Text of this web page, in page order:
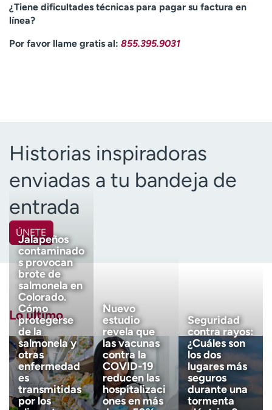
¿Tiene dificultades técnicas para pagar su factura en
línea?
Por favor llame gratis al: 855.395.9031
Historias inspiradoras
enviadas a tu bandeja de
entrada
ÚNETE
Correo electrónico (obligatorio)
Código postal (obligatorio)
Lo último
Jalapeños
contaminado
s provocan
brote de
salmonela en
Colorado.
Cómo
protegerse
de la
salmonela y
otras
enfermedad
es
transmitidas
por los
Nuevo
estudio
revela que
las vacunas
contra la
COVID-19
reducen las
hospitalizaci
ones en más
Seguridad
contra rayos:
¿Cuáles son
los dos
lugares más
seguros
durante una
tormenta